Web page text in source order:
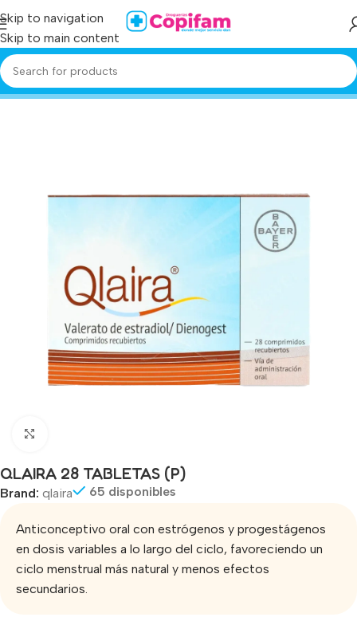
Skip to navigation
Skip to main content
Producto
QLAIRA 28 TABLETAS (P)
Brand: qlaira 65 disponibles
Anticonceptivo oral con estrógenos y progestágenos
en dosis variables a lo largo del ciclo, favoreciendo un
ciclo menstrual más natural y menos efectos
secundarios.